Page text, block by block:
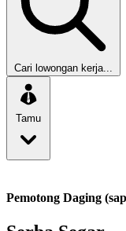
Cari lowongan kerja...
Tamu